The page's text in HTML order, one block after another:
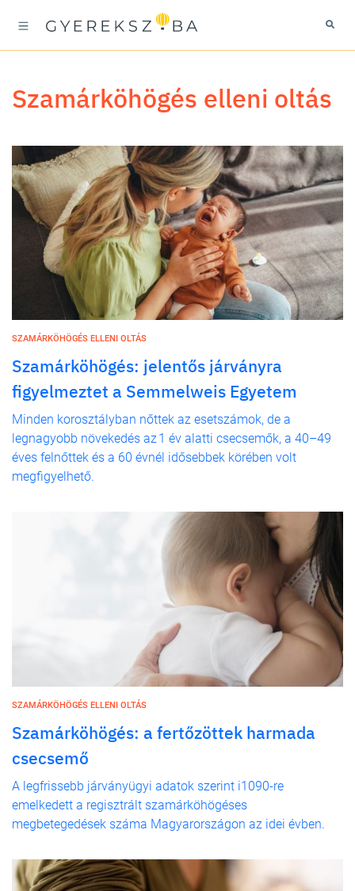
szamárköhögés elleni oltás
SZAMÁRKÖHÖGÉS ELLENI OLTÁS
Szamárköhögés: jelentős járványra
figyelmeztet a Semmelweis Egyetem
Minden korosztályban nőttek az esetszámok, de a
legnagyobb növekedés az 1 év alatti csecsemők, a 40–49
éves felnőttek és a 60 évnél idősebbek körében volt
megfigyelhető.
SZAMÁRKÖHÖGÉS ELLENI OLTÁS
Szamárköhögés: a fertőzöttek harmada
csecsemő
A legfrissebb járványügyi adatok szerint i1090-re
emelkedett a regisztrált szamárköhögéses
megbetegedések száma Magyarországon az idei évben.